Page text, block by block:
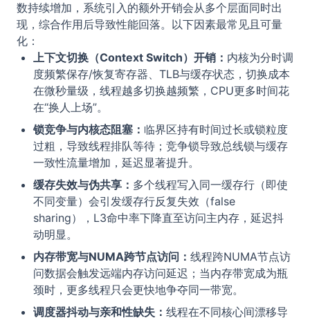
数持续增加，系统引入的额外开销会从多个层面同时出
现，综合作用后导致性能回落。以下因素最常见且可量
化：
上下文切换（Context Switch）开销： 内核为分时调
度频繁保存/恢复寄存器、TLB与缓存状态，切换成本
在微秒量级，线程越多切换越频繁，CPU更多时间花
在“换人上场”。
锁竞争与内核态阻塞： 临界区持有时间过长或锁粒度
过粗，导致线程排队等待；竞争锁导致总线锁与缓存
一致性流量增加，延迟显著提升。
缓存失效与伪共享： 多个线程写入同一缓存行（即使
不同变量）会引发缓存行反复失效（false
sharing），L3命中率下降直至访问主内存，延迟抖
动明显。
内存带宽与NUMA跨节点访问： 线程跨NUMA节点访
问数据会触发远端内存访问延迟；当内存带宽成为瓶
颈时，更多线程只会更快地争夺同一带宽。
调度器抖动与亲和性缺失： 线程在不同核心间漂移导